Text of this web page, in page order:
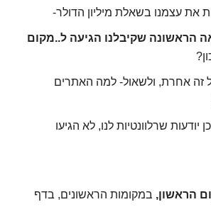
את עצמנו בשאלת מיליון הדולר-
הראשונה שקיבלנו הגיעה ל..מקום
אחרת, ולשאול- למה האתרים
יודעות שרלוונטיות לנו, לא הגיעו
הראשון, במקומות הראשונים, בדף